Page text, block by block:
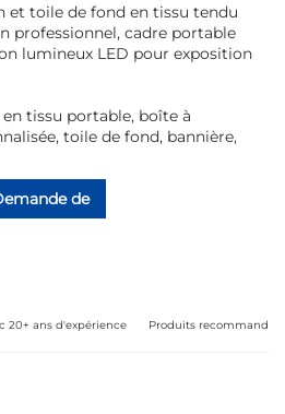
et toile de fond en tissu tendu
professionnel, cadre portable
lumineux LED pour exposition
tissu portable, boîte à
toile de fond, bannière,
de
20+ ans d'expérience Produits recommandés